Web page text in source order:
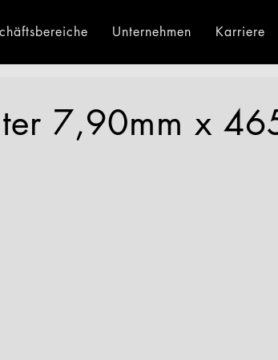
Einkaufswagen Preisauszeichnung
Unternehmen
Über uns Umwelt
Karriere
Beratung Downloads
7,90mm x